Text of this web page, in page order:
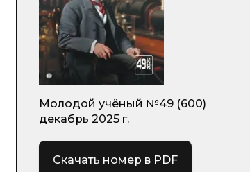
Молодой учёный №49 (600)
декабрь 2025 г.
Скачать номер в PDF